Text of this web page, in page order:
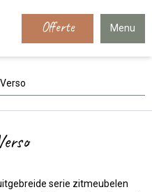
Offerte Menu
serie zitmeubelen